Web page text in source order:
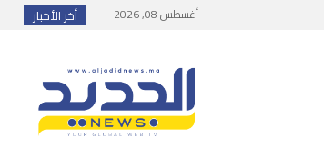
أغسطس 08, 2026 أخر الأخبار